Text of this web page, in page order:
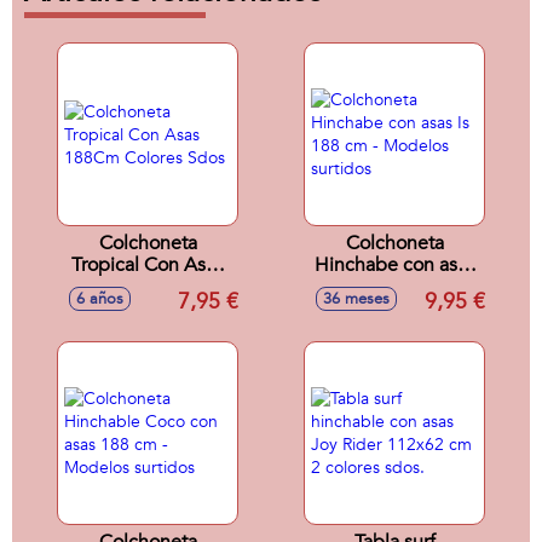
Colchoneta
Tropical Con Asas
188Cm Colores
Sdos
6 años 7,95 €
Colchoneta
Hinchabe con asas
Is 188 cm -
Modelos surtidos
36 meses 9,95 €